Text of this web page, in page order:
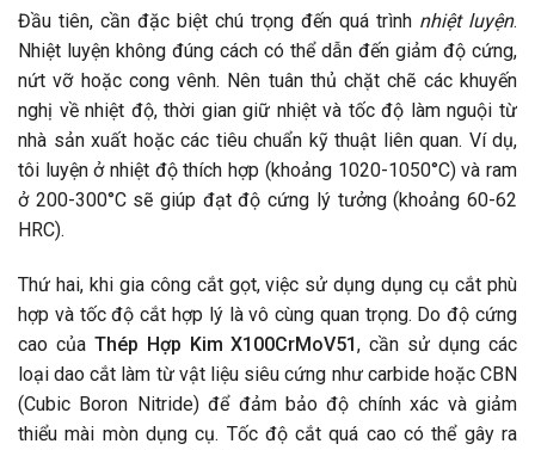
Đầu tiên, cần đặc biệt chú trọng đến quá trình nhiệt luyện.
Nhiệt luyện không đúng cách có thể dẫn đến giảm độ cứng,
nứt vỡ hoặc cong vênh. Nên tuân thủ chặt chẽ các khuyến
nghị về nhiệt độ, thời gian giữ nhiệt và tốc độ làm nguội từ
nhà sản xuất hoặc các tiêu chuẩn kỹ thuật liên quan. Ví dụ,
tôi luyện ở nhiệt độ thích hợp (khoảng 1020-1050°C) và ram
ở 200-300°C sẽ giúp đạt độ cứng lý tưởng (khoảng 60-62
HRC).
Thứ hai, khi gia công cắt gọt, việc sử dụng dụng cụ cắt phù
hợp và tốc độ cắt hợp lý là vô cùng quan trọng. Do độ cứng
cao của Thép Hợp Kim X100CrMoV51, cần sử dụng các
loại dao cắt làm từ vật liệu siêu cứng như carbide hoặc CBN
(Cubic Boron Nitride) để đảm bảo độ chính xác và giảm
thiểu mài mòn dụng cụ. Tốc độ cắt quá cao có thể gây ra